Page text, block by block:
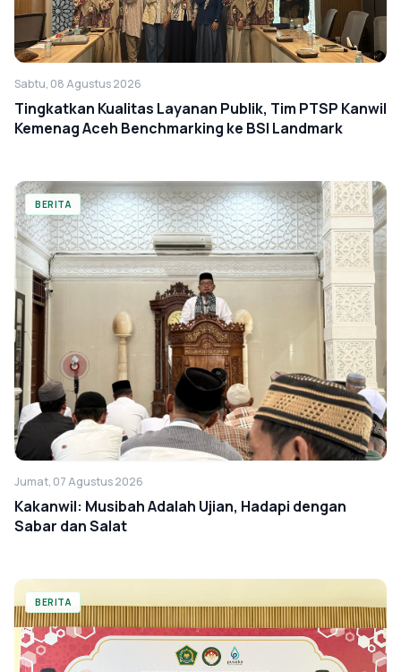
Sabtu, 08 Agustus 2026
Tingkatkan Kualitas Layanan Publik, Tim PTSP Kanwil
Kemenag Aceh Benchmarking ke BSI Landmark
BERITA
Jumat, 07 Agustus 2026
Kakanwil: Musibah Adalah Ujian, Hadapi dengan
Sabar dan Salat
BERITA